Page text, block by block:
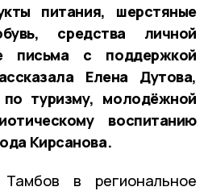
питания, шерстяные
средства личной
письма с поддержкой
Елена Дутова,
туризму, молодёжной
воспитанию
Кирсанова.
в региональное